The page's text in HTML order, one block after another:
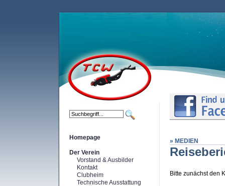
Homepage
Der Verein
Vorstand & Ausbilder
Kontakt
Clubheim
Technische Ausstattung
» MEDIEN
Bitte zunächst den